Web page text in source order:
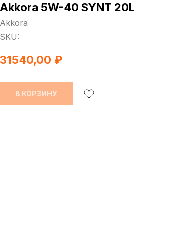
Akkora 5W-40 SYNT 20L
Akkora
SKU:
31540,00 ₽
В КОРЗИНУ